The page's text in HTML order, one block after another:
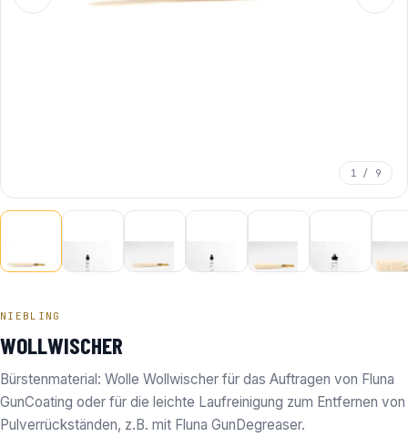
1 / 9
NIEBLING
WOLLWISCHER
Bürstenmaterial: Wolle Wollwischer für das Auftragen von Fluna
GunCoating oder für die leichte Laufreinigung zum Entfernen von
Pulverrückständen, z.B. mit Fluna GunDegreaser.